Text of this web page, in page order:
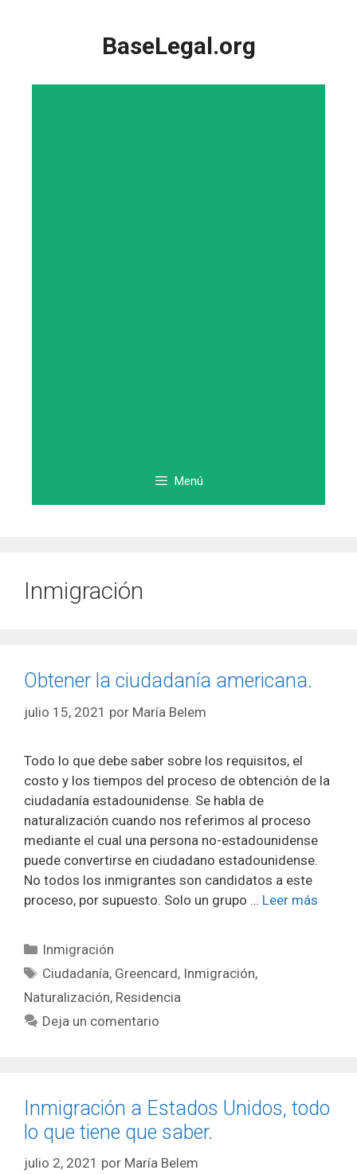
BaseLegal.org
Menú
Inmigración
Obtener la ciudadanía americana.
julio 15, 2021 por María Belem
Todo lo que debe saber sobre los requisitos, el
costo y los tiempos del proceso de obtención de la
ciudadanía estadounidense. Se habla de
naturalización cuando nos referimos al proceso
mediante el cual una persona no-estadounidense
puede convertirse en ciudadano estadounidense.
No todos los inmigrantes son candidatos a este
proceso, por supuesto. Solo un grupo … Leer más
Categorías
Inmigración
Etiquetas
Ciudadanía, Greencard, Inmigración,
Naturalización, Residencia
Deja un comentario
Inmigración a Estados Unidos, todo
lo que tiene que saber.
julio 2, 2021 por María Belem